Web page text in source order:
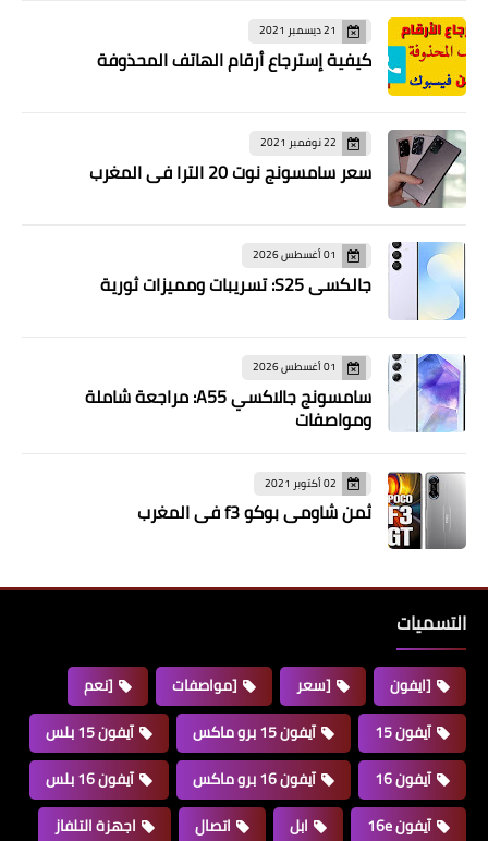
21 ديسمبر 2021
كيفية إسترجاع أرقام الهاتف المحذوفة
22 نوفمبر 2021
سعر سامسونج نوت 20 الترا في المغرب
01 أغسطس 2026
جالكسي S25: تسريبات ومميزات ثورية
01 أغسطس 2026
سامسونج جالاكسي A55: مراجعة شاملة
ومواصفات
02 أكتوبر 2021
ثمن شاومي بوكو f3 في المغرب
التسميات
[ايفون [سعر [مواصفات
[نعم
آيفون 15
آيفون 15 برو ماكس
آيفون 15 بلس
آيفون 16
آيفون 16 برو ماكس
آيفون 16 بلس
آيفون 16e
ابل اتصال
اجهزة التلفاز